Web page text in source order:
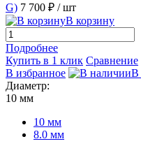
G) 7 700 ₽ / шт
В корзину
Подробнее
Купить в 1 клик Сравнение
В избранное
В
Диаметр:
10 мм
10 мм
8.0 мм